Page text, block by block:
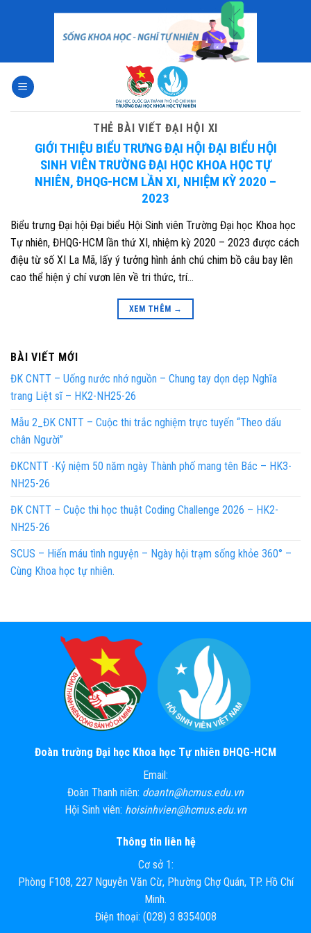
THẺ BÀI VIẾTĐẠI HỘI XI
GIỚI THIỆU BIỂU TRƯNG ĐẠI HỘI ĐẠI BIỂU HỘI
SINH VIÊN TRƯỜNG ĐẠI HỌC KHOA HỌC TỰ
NHIÊN, ĐHQG-HCM LẦN XI, NHIỆM KỲ 2020 –
2023
Biểu trưng Đại hội Đại biểu Hội Sinh viên Trường Đại học Khoa học
Tự nhiên, ĐHQG-HCM lần thứ XI, nhiệm kỳ 2020 – 2023 được cách
điệu từ số XI La Mã, lấy ý tưởng hình ảnh chú chim bồ câu bay lên
cao thể hiện ý chí vươn lên về tri thức, trí…
XEM THÊM →
BÀI VIẾT MỚI
ĐK CNTT – Uống nước nhớ nguồn – Chung tay dọn dẹp Nghĩa
trang Liệt sĩ – HK2-NH25-26
Mẫu 2_ĐK CNTT – Cuộc thi trắc nghiệm trực tuyến “Theo dấu
chân Người”
ĐKCNTT -Kỷ niệm 50 năm ngày Thành phố mang tên Bác – HK3-
NH25-26
ĐK CNTT – Cuộc thi học thuật Coding Challenge 2026 – HK2-
NH25-26
SCUS – Hiến máu tình nguyện – Ngày hội trạm sống khỏe 360° –
Cùng Khoa học tự nhiên.
Đoàn trường Đại học Khoa học Tự nhiên ĐHQG-HCM
Email:
Đoàn Thanh niên: doantn@hcmus.edu.vn
Hội Sinh viên: hoisinhvien@hcmus.edu.vn
Thông tin liên hệ
Cơ sở 1:
Phòng F108, 227 Nguyễn Văn Cừ, Phường Chợ Quán, TP. Hồ Chí
Minh.
Điện thoại: (028) 3 8354008